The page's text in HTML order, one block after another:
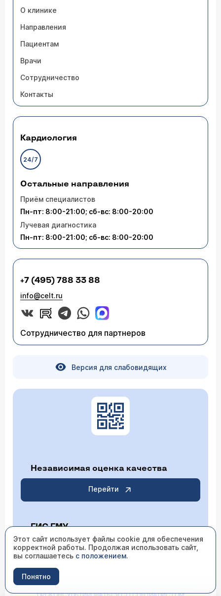
О клинике
Направления
Пациентам
Врачи
Сотрудничество
Контакты
Кардиология
24/7
Остальные направления
Приём специалистов
Пн-пт: 8:00-21:00; сб-вс: 8:00-20:00
Лучевая диагностика
Пн-пт: 8:00-21:00; сб-вс: 8:00-20:00
+7 (495) 788 33 88
info@celt.ru
Сотрудничество для партнеров
Версия для слабовидящих
Независимая оценка качества
Перейти
ГИС ГМУ
Перейти
ИМЕЮТСЯ ПРОТИВОПОКАЗАНИЯ НЕОБХОДИМО
Этот сайт использует файлы cookie для обеспечения
корректной работы. Продолжая использовать сайт,
вы соглашаетесь с положением.
Понятно